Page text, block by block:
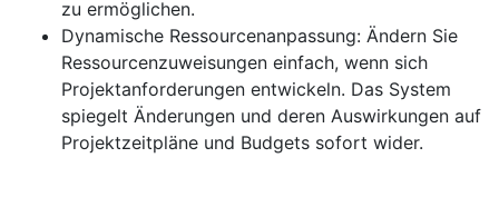
zu ermöglichen.
Dynamische Ressourcenanpassung: Ändern Sie
Ressourcenzuweisungen einfach, wenn sich
Projektanforderungen entwickeln. Das System
spiegelt Änderungen und deren Auswirkungen auf
Projektzeitpläne und Budgets sofort wider.